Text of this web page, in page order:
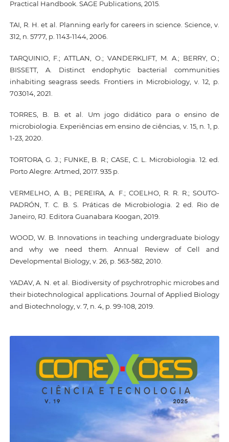
Practical Handbook. SAGE Publications, 2015.
TAI, R. H. et al. Planning early for careers in science. Science, v.
312, n. 5777, p. 1143-1144, 2006.
TARQUINIO, F.; ATTLAN, O.; VANDERKLIFT, M. A.; BERRY, O.;
BISSETT, A. Distinct endophytic bacterial communities
inhabiting seagrass seeds. Frontiers in Microbiology, v. 12, p.
703014, 2021.
TORRES, B. B. et al. Um jogo didático para o ensino de
microbiologia. Experiências em ensino de ciências, v. 15, n. 1, p.
1-23, 2020.
TORTORA, G. J.; FUNKE, B. R.; CASE, C. L. Microbiologia. 12. ed.
Porto Alegre: Artmed, 2017. 935 p.
VERMELHO, A. B.; PEREIRA, A. F.; COELHO, R. R. R.; SOUTO-
PADRÓN, T. C. B. S. Práticas de Microbiologia. 2 ed. Rio de
Janeiro, RJ. Editora Guanabara Koogan, 2019.
WOOD, W. B. Innovations in teaching undergraduate biology
and why we need them. Annual Review of Cell and
Developmental Biology, v. 26, p. 563-582, 2010.
YADAV, A. N. et al. Biodiversity of psychrotrophic microbes and
their biotechnological applications. Journal of Applied Biology
and Biotechnology, v. 7, n. 4, p. 99-108, 2019.